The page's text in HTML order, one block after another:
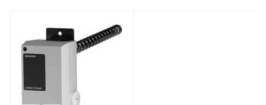
Заказной номер
BPZ:TKM2
Вес, кг
Страна
производства